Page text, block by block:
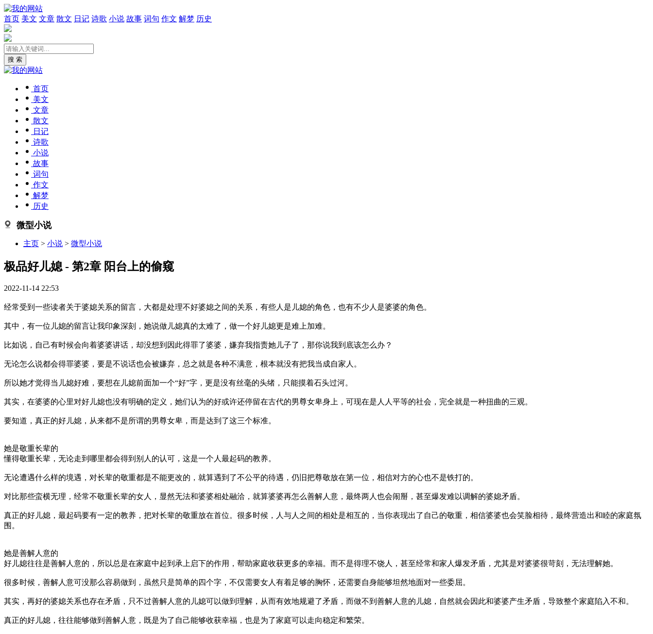
首页 美文 文章 散文 日记 诗歌 小说 故事 词句 作文 解梦 历史
搜 索
首页
美文
文章
散文
日记
诗歌
小说
故事
词句
作文
解梦
历史
微型小说
主页 > 小说 > 微型小说
极品好儿媳 - 第2章 阳台上的偷窥
2022-11-14 22:53
经常受到一些读者关于婆媳关系的留言，大都是处理不好婆媳之间的关系，有些人是儿媳的角色，也有不少人是婆婆的角色。
其中，有一位儿媳的留言让我印象深刻，她说做儿媳真的太难了，做一个好儿媳更是难上加难。
比如说，自己有时候会向着婆婆讲话，却没想到因此得罪了婆婆，嫌弃我指责她儿子了，那你说我到底该怎么办？
无论怎么说都会得罪婆婆，要是不说话也会被嫌弃，总之就是各种不满意，根本就没有把我当成自家人。
所以她才觉得当儿媳好难，要想在儿媳前面加一个“好”字，更是没有丝毫的头绪，只能摸着石头过河。
其实，在婆婆的心里对好儿媳也没有明确的定义，她们认为的好或许还停留在古代的男尊女卑身上，可现在是人人平等的社会，完全就是一种扭曲的三观。
要知道，真正的好儿媳，从来都不是所谓的男尊女卑，而是达到了这三个标准。
她是敬重长辈的
懂得敬重长辈，无论走到哪里都会得到别人的认可，这是一个人最起码的教养。
无论遭遇什么样的境遇，对长辈的敬重都是不能更改的，就算遇到了不公平的待遇，仍旧把尊敬放在第一位，相信对方的心也不是铁打的。
对比那些蛮横无理，经常不敬重长辈的女人，显然无法和婆婆相处融洽，就算婆婆再怎么善解人意，最终两人也会闹掰，甚至爆发难以调解的婆媳矛盾。
真正的好儿媳，最起码要有一定的教养，把对长辈的敬重放在首位。很多时候，人与人之间的相处是相互的，当你表现出了自己的敬重，相信婆婆也会笑脸相待，最终营造出和睦的家庭氛
围。
她是善解人意的
好儿媳往往是善解人意的，所以总是在家庭中起到承上启下的作用，帮助家庭收获更多的幸福。而不是得理不饶人，甚至经常和家人爆发矛盾，尤其是对婆婆很苛刻，无法理解她。
很多时候，善解人意可没那么容易做到，虽然只是简单的四个字，不仅需要女人有着足够的胸怀，还需要自身能够坦然地面对一些委屈。
其实，再好的婆媳关系也存在矛盾，只不过善解人意的儿媳可以做到理解，从而有效地规避了矛盾，而做不到善解人意的儿媳，自然就会因此和婆婆产生矛盾，导致整个家庭陷入不和。
真正的好儿媳，往往能够做到善解人意，既是为了自己能够收获幸福，也是为了家庭可以走向稳定和繁荣。